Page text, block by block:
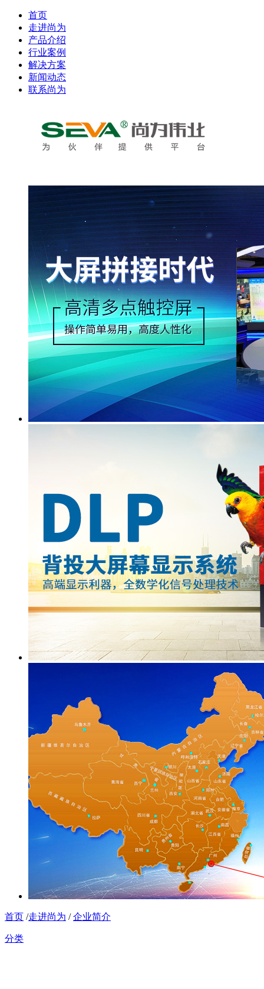
首页
走进尚为
产品介绍
行业案例
解决方案
新闻动态
联系尚为
首页 /走进尚为 /企业简介
分类